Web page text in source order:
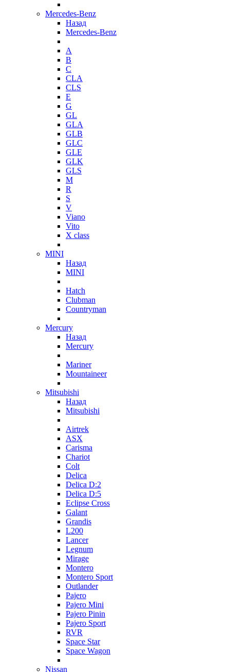
Mercedes-Benz
Назад
Mercedes-Benz
A
B
C
CLA
CLS
E
G
GL
GLA
GLB
GLC
GLE
GLK
GLS
M
R
S
V
Viano
Vito
X class
MINI
Назад
MINI
Hatch
Clubman
Countryman
Mercury
Назад
Mercury
Mariner
Mountaineer
Mitsubishi
Назад
Mitsubishi
Airtrek
ASX
Carisma
Chariot
Colt
Delica
Delica D:2
Delica D:5
Eclipse Cross
Galant
Grandis
L200
Lancer
Legnum
Mirage
Montero
Montero Sport
Outlander
Pajero
Pajero Mini
Pajero Pinin
Pajero Sport
RVR
Space Star
Space Wagon
Nissan